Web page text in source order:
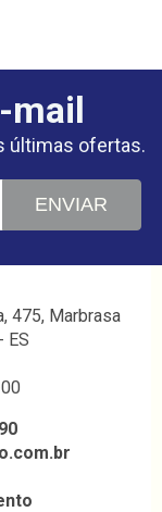
mail
últimas ofertas.
ENVIAR
475, Marbrasa
ES